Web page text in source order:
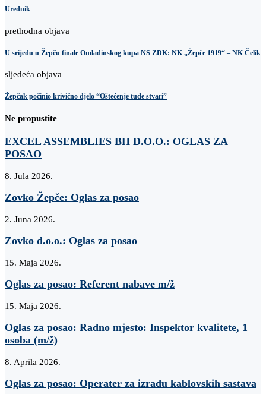
Urednik
prethodna objava
U srijedu u Žepču finale Omladinskog kupa NS ZDK: NK „Žepče 1919“ – NK Čelik
sljedeća objava
Žepčak počinio krivično djelo “Oštećenje tuđe stvari”
Ne propustite
EXCEL ASSEMBLIES BH D.O.O.: OGLAS ZA
POSAO
8. Jula 2026.
Zovko Žepče: Oglas za posao
2. Juna 2026.
Zovko d.o.o.: Oglas za posao
15. Maja 2026.
Oglas za posao: Referent nabave m/ž
15. Maja 2026.
Oglas za posao: Radno mjesto: Inspektor kvalitete, 1
osoba (m/ž)
8. Aprila 2026.
Oglas za posao: Operater za izradu kablovskih sastava